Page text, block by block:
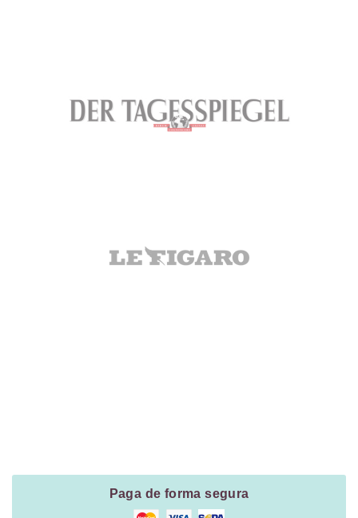
Paga de forma segura